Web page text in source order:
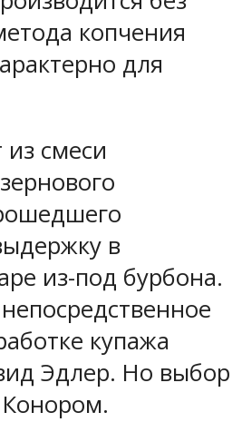
копчения
для
из смеси
в
из-под бурбона.
купажа
Эдлер. Но выбор